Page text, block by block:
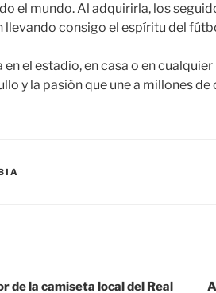
el mundo. Al adquirirla, los
llevando consigo el espíritu del
en el estadio, en casa o en
y la pasión que une a millones
de la camiseta local del Real